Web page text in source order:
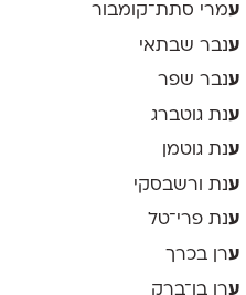
עמרי סתת־קומבור
ענבר שבתאי
ענבר שפר
ענת גוטברג
ענת גוטמן
ענת ורשבסקי
ענת פרי־טל
ערן בכרך
ערן בן־ברק